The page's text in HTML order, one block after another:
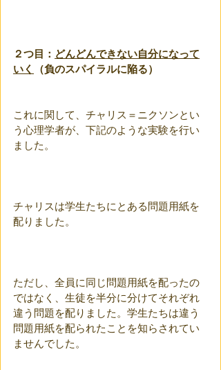
２つ目： どんどんできない自分になって
いく
（負のスパイラルに陥る）
これに関して、チャリス＝ニクソンとい
う心理学者が、下記のような実験を行い
ました。
チャリスは学生たちにとある問題用紙を
配りました。
ただし、全員に同じ問題用紙を配ったの
ではなく、生徒を半分に分けてそれぞれ
違う問題を配りました。学生たちは違う
問題用紙を配られたことを知らされてい
ませんでした。